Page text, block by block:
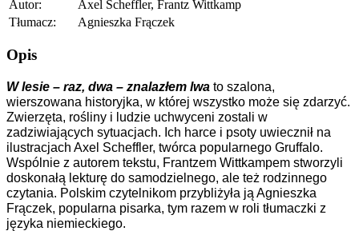
Autor:
Axel Scheffler, Frantz Wittkamp
Tłumacz:
Agnieszka Frączek
Opis
W lesie – raz, dwa – znalazłem lwa to szalona,
wierszowana historyjka, w której wszystko może się zdarzyć.
Zwierzęta, rośliny i ludzie uchwyceni zostali w
zadziwiających sytuacjach. Ich harce i psoty uwiecznił na
ilustracjach Axel Scheffler, twórca popularnego Gruffalo.
Wspólnie z autorem tekstu, Frantzem Wittkampem stworzyli
doskonałą lekturę do samodzielnego, ale też rodzinnego
czytania. Polskim czytelnikom przybliżyła ją Agnieszka
Frączek, popularna pisarka, tym razem w roli tłumaczki z
języka niemieckiego.